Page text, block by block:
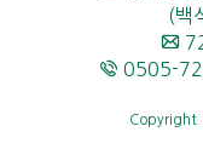
(백
0505-
Copyright